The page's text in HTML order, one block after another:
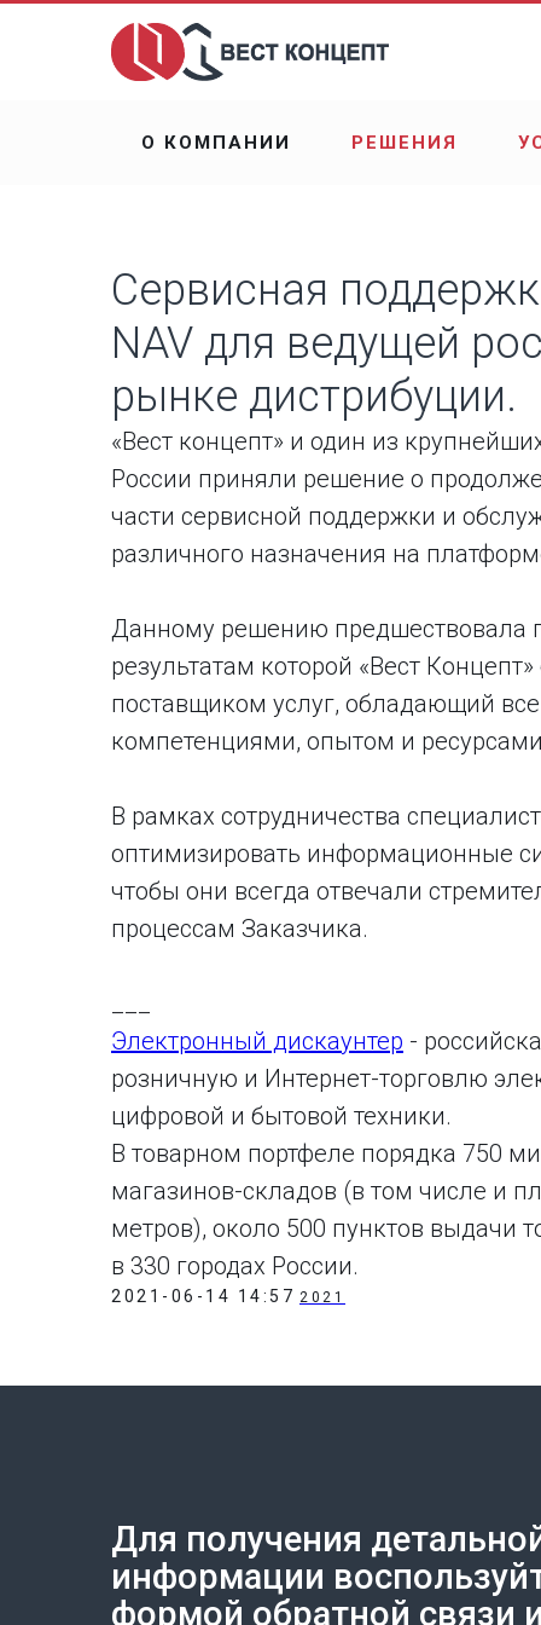
О КОМПАНИИ РЕШЕНИЯ
Сервисная
NAV для ведущей
рынке дистрибуции.
«Вест концепт» и один из
России приняли решение о
части сервисной поддержки и
различного назначения на
Данному решению предшествовала
результатам которой «Вест
поставщиком услуг, обладающий
компетенциями, опытом и
В рамках сотрудничества
оптимизировать информационные
чтобы они всегда отвечали
процессам Заказчика.
Электронный дискаунтер -
розничную и Интернет-торговлю
цифровой и бытовой техники.
В товарном портфеле порядка 750
магазинов-складов (в том числе и
метров), около 500 пунктов выдачи
в 330 городах России.
2021-06-14 14:57 2021
Создание сайта на Тильде Leto.Website
Для получения
информации
формой обратной связи